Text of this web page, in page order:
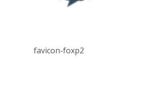
favicon-foxp2